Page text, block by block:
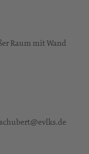
Raum mit Wand